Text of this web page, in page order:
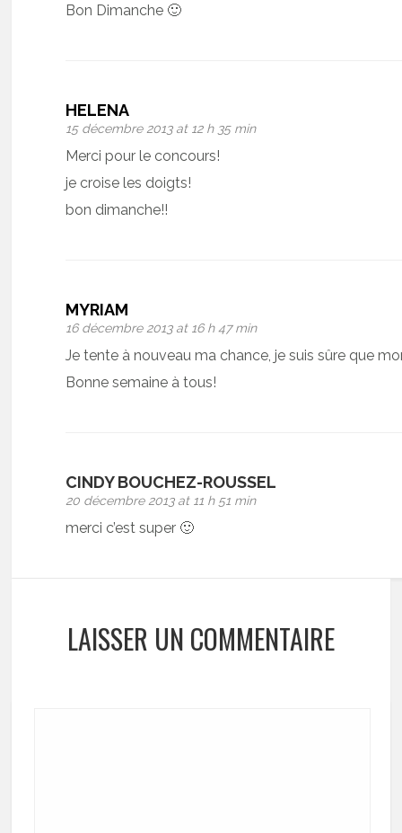
Bon Dimanche 🙂
HELENA
15 décembre 2013 at 12 h 35 min
Merci pour le concours!
je croise les doigts!
bon dimanche!!
MYRIAM
16 décembre 2013 at 16 h 47 min
Je tente à nouveau ma chance, je suis sûre que
Bonne semaine à tous!
CINDY BOUCHEZ-ROUSSEL
20 décembre 2013 at 11 h 51 min
merci c’est super 🙂
LAISSER UN COMMENTAIRE